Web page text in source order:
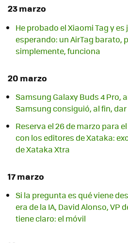
23 marzo
He probado el Xiaomi Tag y
esperando: un AirTag barato,
simplemente, funciona
20 marzo
Samsung Galaxy Buds 4 Pro,
Samsung consiguió, al fin,
Reserva el 26 de marzo para
con los editores de Xataka:
de Xataka Xtra
17 marzo
Si la pregunta es qué viene
era de la IA, David Alonso, VP
tiene claro: el móvil